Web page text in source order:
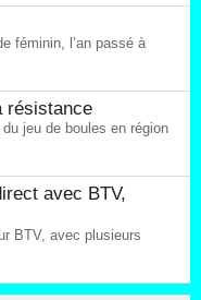
féminin, l’an passé à
résistance
jeu de boules en région
avec BTV,
BTV, avec plusieurs